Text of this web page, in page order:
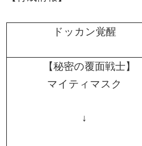
ドッカン覚醒
【秘密の覆面戦士】
マイティマスク
↓